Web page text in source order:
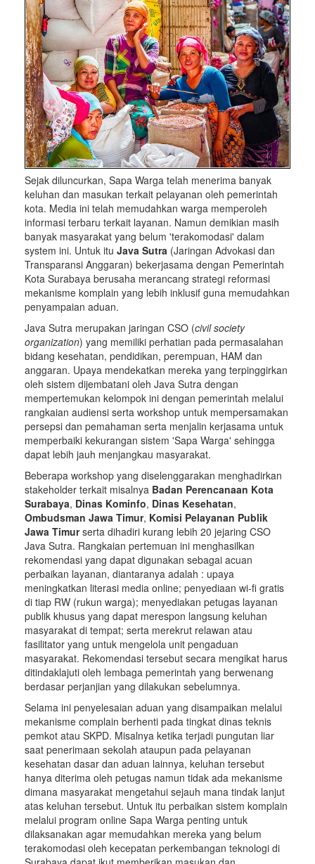
Sejak diluncurkan, Sapa Warga telah menerima banyak
keluhan dan masukan terkait pelayanan oleh pemerintah
kota. Media ini telah memudahkan warga memperoleh
informasi terbaru terkait layanan. Namun demikian masih
banyak masyarakat yang belum 'terakomodasi' dalam
system ini. Untuk itu Java Sutra (Jaringan Advokasi dan
Transparansi Anggaran) bekerjasama dengan Pemerintah
Kota Surabaya berusaha merancang strategi reformasi
mekanisme komplain yang lebih inklusif guna memudahkan
penyampaian aduan.
Java Sutra merupakan jaringan CSO (civil society
organization) yang memiliki perhatian pada permasalahan
bidang kesehatan, pendidikan, perempuan, HAM dan
anggaran. Upaya mendekatkan mereka yang terpinggirkan
oleh sistem dijembatani oleh Java Sutra dengan
mempertemukan kelompok ini dengan pemerintah melalui
rangkaian audiensi serta workshop untuk mempersamakan
persepsi dan pemahaman serta menjalin kerjasama untuk
memperbaiki kekurangan sistem 'Sapa Warga' sehingga
dapat lebih jauh menjangkau masyarakat.
Beberapa workshop yang diselenggarakan menghadirkan
stakeholder terkait misalnya Badan Perencanaan Kota
Surabaya, Dinas Kominfo, Dinas Kesehatan,
Ombudsman Jawa Timur, Komisi Pelayanan Publik
Jawa Timurserta dihadiri kurang lebih 20 jejaring CSO
Java Sutra. Rangkaian pertemuan ini menghasilkan
rekomendasi yang dapat digunakan sebagai acuan
perbaikan layanan, diantaranya adalah : upaya
meningkatkan literasi media online; penyediaan wi-fi gratis
di tiap RW (rukun warga); menyediakan petugas layanan
publik khusus yang dapat merespon langsung keluhan
masyarakat di tempat; serta merekrut relawan atau
fasilitator yang untuk mengelola unit pengaduan
masyarakat. Rekomendasi tersebut secara mengikat harus
ditindaklajuti oleh lembaga pemerintah yang berwenang
berdasar perjanjian yang dilakukan sebelumnya.
Selama ini penyelesaian aduan yang disampaikan melalui
mekanisme complain berhenti pada tingkat dinas teknis
pemkot atau SKPD. Misalnya ketika terjadi pungutan liar
saat penerimaan sekolah ataupun pada pelayanan
kesehatan dasar dan aduan lainnya, keluhan tersebut
hanya diterima oleh petugas namun tidak ada mekanisme
dimana masyarakat mengetahui sejauh mana tindak lanjut
atas keluhan tersebut. Untuk itu perbaikan sistem komplain
melalui program online Sapa Warga penting untuk
dilaksanakan agar memudahkan mereka yang belum
terakomodasi oleh kecepatan perkembangan teknologi di